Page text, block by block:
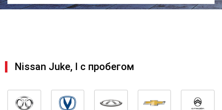
Nissan Juke, I с пробегом